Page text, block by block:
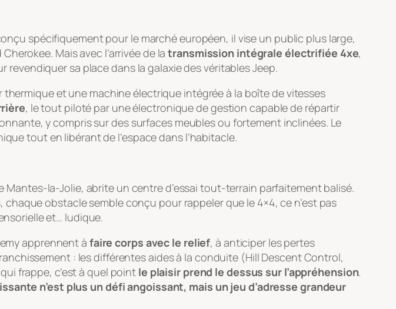
spécifiquement pour le marché européen, il vise un public plus large,
Mais avec l’arrivée de latransmission intégrale électrifiée 4xe,
revendiquer sa place dans la galaxie des véritables Jeep.
thermique et une machine électrique intégrée à la boîte de vitesses
, le tout piloté par une électronique de gestion capable de répartir
y compris sur des surfaces meubles ou fortement inclinées. Le
tout en libérant de l’espace dans l’habitacle.
Mantes-la-Jolie, abrite un centre d’essai tout-terrain parfaitement balisé.
obstacle semble conçu pour rappeler que le 4×4, ce n’est pas
et… ludique.
apprennent à faire corps avec le relief, à anticiper les pertes
: les différentes aides à la conduite (Hill Descent Control,
frappe, c’est à quel point le plaisir prend le dessus sur l’appréhension.
n’est plus un défi angoissant, mais un jeu d’adresse grandeur